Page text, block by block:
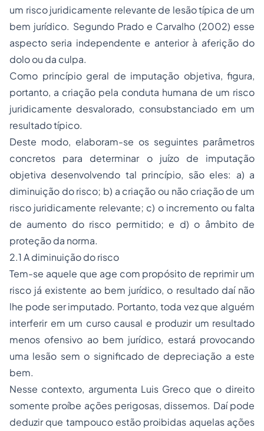
um risco juridicamente relevante de lesão típica de um
bem jurídico. Segundo Prado e Carvalho (2002) esse
aspecto seria independente e anterior à aferição do
dolo ou da culpa.
Como princípio geral de imputação objetiva, figura,
portanto, a criação pela conduta humana de um risco
juridicamente desvalorado, consubstanciado em um
resultado típico.
Deste modo, elaboram-se os seguintes parâmetros
concretos para determinar o juízo de imputação
objetiva desenvolvendo tal princípio, são eles: a) a
diminuição do risco; b) a criação ou não criação de um
risco juridicamente relevante; c) o incremento ou falta
de aumento do risco permitido; e d) o âmbito de
proteção da norma.
2.1 A diminuição do risco
Tem-se aquele que age com propósito de reprimir um
risco já existente ao bem jurídico, o resultado daí não
lhe pode ser imputado. Portanto, toda vez que alguém
interferir em um curso causal e produzir um resultado
menos ofensivo ao bem jurídico, estará provocando
uma lesão sem o significado de depreciação a este
bem.
Nesse contexto, argumenta Luis Greco que o direito
somente proíbe ações perigosas, dissemos. Daí pode
deduzir que tampouco estão proibidas aquelas ações